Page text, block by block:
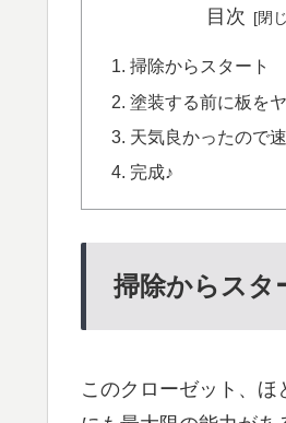
目次
掃除からスタート
塗装する前に板を
天気良かったので
完成♪
掃除からスタ
このクローゼット、